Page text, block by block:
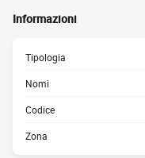
Informazioni
Tipologia
Nomi
Codice
Zona